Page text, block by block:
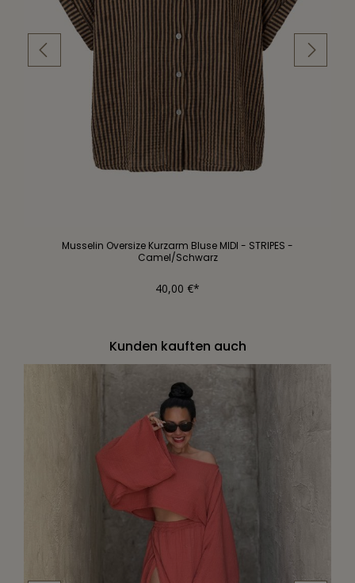
Musselin Oversize Kurzarm Bluse MIDI - STRIPES -
Camel/Schwarz
40,00 €*
Kunden kauften auch